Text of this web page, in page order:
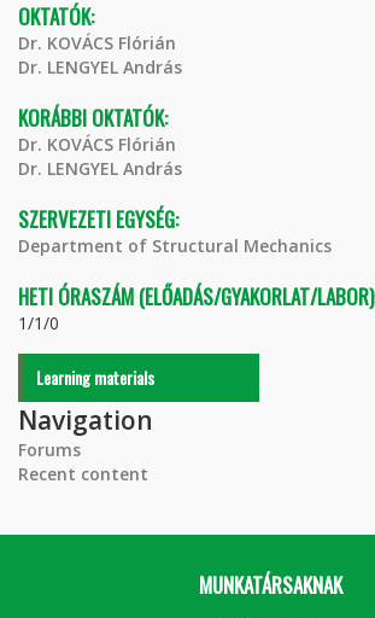
OKTATÓK:
Dr. KOVÁCS Flórián
Dr. LENGYEL András
KORÁBBI OKTATÓK:
Dr. KOVÁCS Flórián
Dr. LENGYEL András
SZERVEZETI EGYSÉG:
Department of Structural Mechanics
HETI ÓRASZÁM (ELŐADÁS/GYAKORLAT/
1/1/0
Learning materials
Navigation
Forums
Recent content
MUNKATÁRSAKNAK